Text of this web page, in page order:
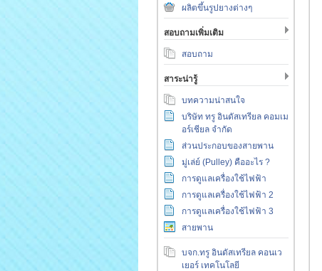
ผลิตขึ้นรูปยางต่างๆ
สอบถามเพิ่มเติม
สอบถาม
สาระน่ารู้
บทความน่าสนใจ
บริษัท ทรู อินดัสเทรียล คอมเม
อร์เชียล จำกัด
ส่วนประกอบของสายพาน
มู่เล่ย์ (Pulley) คืออะไร ?
การดูแลเครื่องใช้ไฟฟ้า
การดูแลเครื่องใช้ไฟฟ้า 2
การดูแลเครื่องใช้ไฟฟ้า 3
สายพาน
บจก.ทรู อินดัสเทรียล คอนเว
เยอร์ เทคโนโลยี